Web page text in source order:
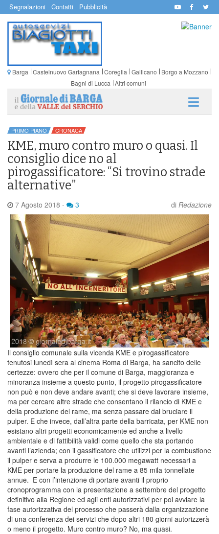
Segnalazioni Contatti Pubblicità
Barga Castelnuovo Garfagnana Coreglia Gallicano
Borgo a Mozzano
Bagni di Lucca Altri comuni
PRIMO PIANO CRONACA
KME, muro contro muro o quasi. Il
consiglio dice no al
pirogassificatore: “Si trovino strade
alternative”
7 Agosto 2018 - 3 di Redazione
Il consiglio comunale sulla vicenda KME e pirogassificatore
tenutosi lunedì sera al cinema Roma di Barga, ha sancito delle
certezze: ovvero che per il comune di Barga, maggioranza e
minoranza insieme a questo punto, il progetto pirogassificatore
non può e non deve andare avanti; che si deve lavorare insieme,
ma per cercare altre strade che consentano il rilancio di KME e
della produzione del rame, ma senza passare dal bruciare il
pulper. E che invece, dall’altra parte della barricata, per KME non
esistano altri progetti economicamente ed anche a livello
ambientale e di fattibilità validi come quello che sta portando
avanti l’azienda; con il gassificatore che utilizzi per la combustione
il pulper e serva a produrre le 100.000 megawatt necessari a
KME per portare la produzione del rame a 85 mila tonnellate
annue. E con l’intenzione di portare avanti il proprio
cronoprogramma con la presentazione a settembre del progetto
definitivo alla Regione ed agli enti autorizzativi per poi avviare la
fase autorizzativa del processo che passerà dalla organizzazione
di una conferenza dei servizi che dopo altri 180 giorni autorizzerà
o meno il progetto. Muro contro muro? No, ma quasi.